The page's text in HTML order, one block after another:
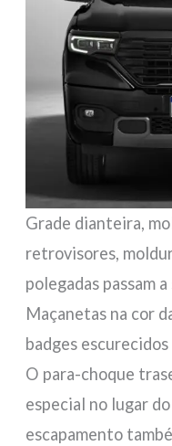
Grade dianteira,
retrovisores,
polegadas passam
Maçanetas na cor
badges
O para-choque
especial no lugar
escapamento